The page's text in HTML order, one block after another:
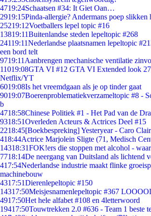
4719:24Schaatsen #34: It Giet Oan…
2919:15Pinda-allergie? Andermans poep slikken
25219:12Voetballers lepel topic #16
13819:11Buitenlandse steden lepeltopic #268
24119:11Nederlandse plaatsnamen lepeltopic
een bord telt
9719:11 Aanbrengen mechanische ventilatie
11019:08GTA VI #12 GTA VI Extended look
Netflix/YT
6019:08Is het vreemdgaan als je op tinder gaat
9019:07Boerenproblematiekverzameltopic #8 -
b
4718:58Chinese Politiek #1 - Het Pad van de
9318:51Overleden Acteurs & Actrices Deel #15
2218:45[Boekbespreking] Yesteryear - Caro
418:44Actrice Marjolein Sligte (71, Medisch
14318:31FOK!ers die stoppen met alcohol -
7718:14De neergang van Duitsland als lichtend
417:54Nederlandse industrie maakt flinke
machinebouw
4317:51Dierenlepeltopic #150
14317:50Meisjesnamenlepeltopic #367
4917:50Het hele alfabet #108 en 4letterwoord
19417:50Touwtrekken 2.0 #636 - Team 1 beste